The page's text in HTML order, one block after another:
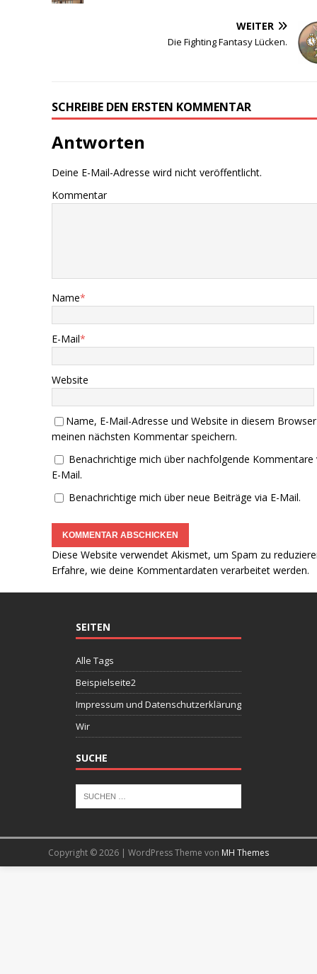
WEITER
Die Fighting Fantasy Lücken.
SCHREIBE DEN ERSTEN KOMMENTAR
Antworten
Deine E-Mail-Adresse wird nicht veröffentlicht.
Kommentar
Name*
E-Mail*
Website
Name, E-Mail-Adresse und Website in diesem
meinen nächsten Kommentar speichern.
Benachrichtige mich über nachfolgende Kommentare
E-Mail.
Benachrichtige mich über neue Beiträge via E-Mail.
Diese Website verwendet Akismet, um Spam zu
Erfahre, wie deine Kommentardaten verarbeitet werden.
SEITEN
Alle Tags
Beispielseite2
Impressum und Datenschutzerklärung
Wir
SUCHE
Copyright © 2026 | WordPress Theme von MH Themes